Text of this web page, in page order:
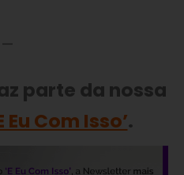
—
parte da nossa
Eu Com Isso’.